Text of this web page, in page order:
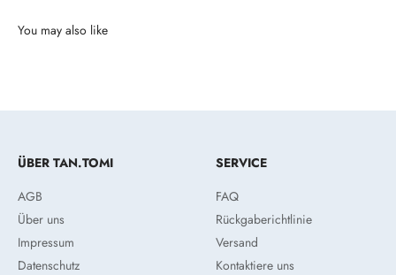
ÜBER TAN.TOMI
AGB
Über uns
Impressum
Datenschutz
SERVICE
FAQ
Rückgaberichtlinie
Versand
Kontaktiere uns